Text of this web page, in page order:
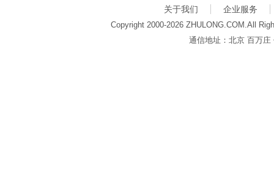
关于我们 企业服务
Copyright 2000-2026 ZHULONG.COM.All
通信地址：北京 百万